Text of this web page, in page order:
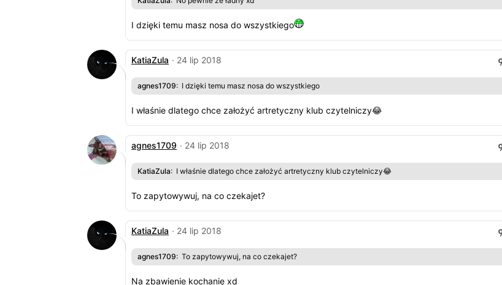
I dzięki temu masz nosa do wszystkiego
KatiaZula · 24 lip 2018
agnes1709: I dzięki temu masz nosa do wszystkiego
I właśnie dlatego chce założyć artretyczny klub czytelniczy😂
agnes1709 · 24 lip 2018
KatiaZula: I właśnie dlatego chce założyć artretyczny klub czytelniczy😂
To zapytowywuj, na co czekajet?
KatiaZula · 24 lip 2018
agnes1709: To zapytowywuj, na co czekajet?
Na zbawienie kochanie xd